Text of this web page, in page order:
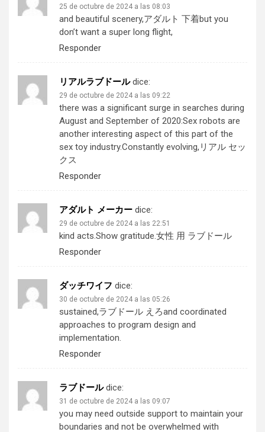
25 de octubre de 2024 a las 08:03
and beautiful scenery,アダルト 下着but you
don’t want a super long flight,
Responder
リアルラブドール dice:
29 de octubre de 2024 a las 09:22
there was a significant surge in searches during
August and September of 2020:Sex robots are
another interesting aspect of this part of the
sex toy industry.Constantly evolving, リアル セッ
クス
Responder
アダルト メーカー dice:
29 de octubre de 2024 a las 22:51
kind acts.Show gratitude.女性 用 ラブドール
Responder
ダッチワイフ dice:
30 de octubre de 2024 a las 05:26
sustained,ラブドール えろand coordinated
approaches to program design and
implementation.
Responder
ラブドール dice:
31 de octubre de 2024 a las 09:07
you may need outside support to maintain your
boundaries and not be overwhelmed with